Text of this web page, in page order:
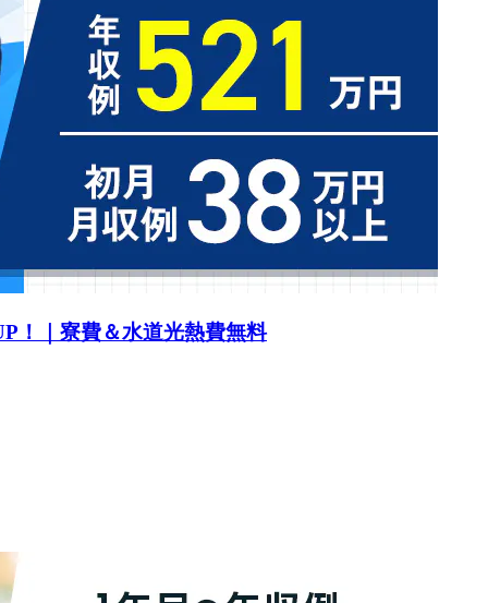
！｜寮費＆水道光熱費無料